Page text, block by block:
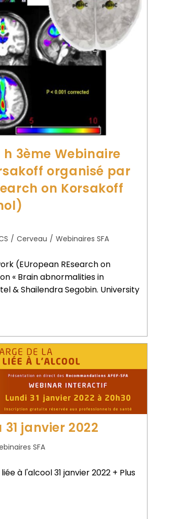
h 3ème Webinaire
organisé par
on Korsakoff
/ Cerveau / Webinaires SFA
(EUropean REsearch on
« Brain abnormalities in
& Shailendra Segobin. University
janvier 2022
SFA
à l'alcool 31 janvier 2022 + Plus